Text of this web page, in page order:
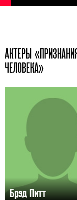
АКТЕРЫ
ЧЕЛОВЕКА»
Брэд Питт